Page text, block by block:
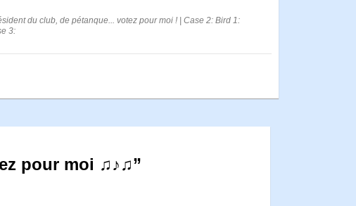
du club, de pétanque... votez pour moi ! | Case 2: Bird 1:
3:
pour moi ♫♪♫”